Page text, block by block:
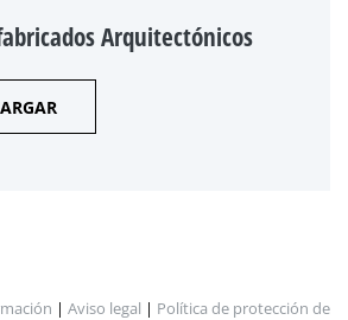
Arquitectónicos
| Aviso legal | Política de protección de